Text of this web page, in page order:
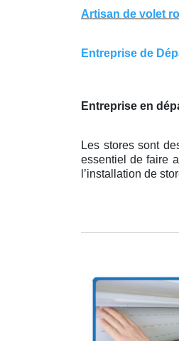
Artisan de volet
Entreprise de
Entreprise en
Les stores sont
essentiel de faire
l’installation de